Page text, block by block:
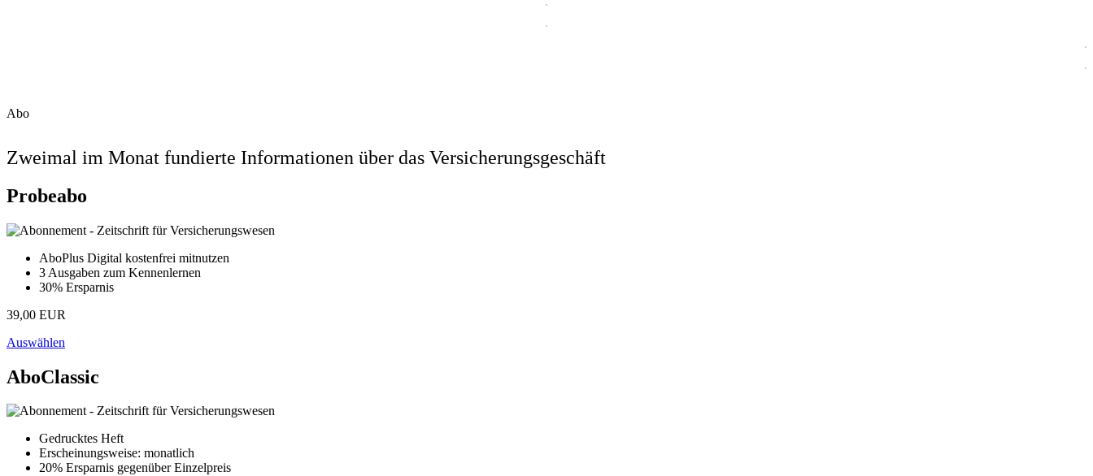
Abo
Zweimal im Monat fundierte Informationen über das Versicherungsgeschäft
Probeabo
AboPlus Digital kostenfrei mitnutzen
3 Ausgaben zum Kennenlernen
30% Ersparnis
39,00 EUR
Auswählen
AboClassic
Gedrucktes Heft
Erscheinungsweise: monatlich
20% Ersparnis gegenüber Einzelpreis